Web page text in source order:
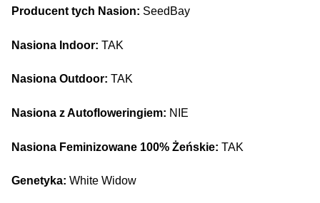
Producent tych Nasion: SeedBay
Nasiona Indoor: TAK
Nasiona Outdoor: TAK
Nasiona z Autofloweringiem: NIE
Nasiona Feminizowane 100% Żeńskie: TAK
Genetyka: White Widow